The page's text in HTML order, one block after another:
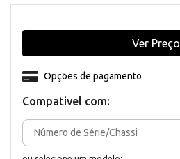
Compativel com:
Opções de pagamento
Ver Preço